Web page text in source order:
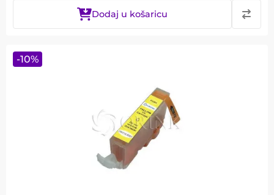
Dodaj u košaricu
-10%